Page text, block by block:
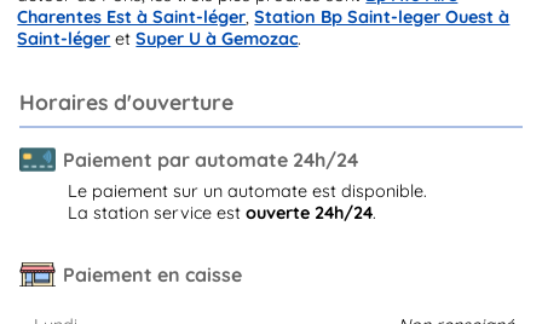
Charentes Est à Saint-léger,Station Bp Saint-leger Ouest à
Saint-léger etSuper U à Gemozac.
Horaires d'ouverture
Paiement par automate 24h/24
Le paiement sur un automate est disponible.
La station service est ouverte 24h/24.
Paiement en caisse